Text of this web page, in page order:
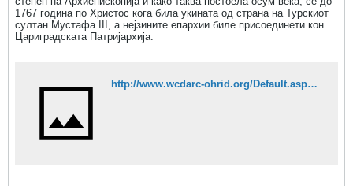
1767 година по Христос кога била укината од страна на Турскиот
султан Мустафа III, а нејзините епархии биле присоединети кон
Цариградската Патријархија.
http://www.wcdarc-ohrid.org/Default.aspx?id=40